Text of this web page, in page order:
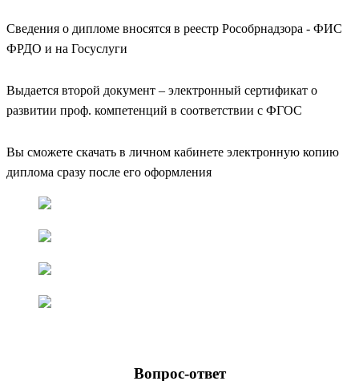
Сведения о дипломе вносятся в реестр Рособрнадзора - ФИС
ФРДО и на Госуслуги
Выдается второй документ – электронный сертификат о
развитии проф. компетенций в соответствии с ФГОС
Вы сможете скачать в личном кабинете электронную копию
диплома сразу после его оформления
Вопрос-ответ